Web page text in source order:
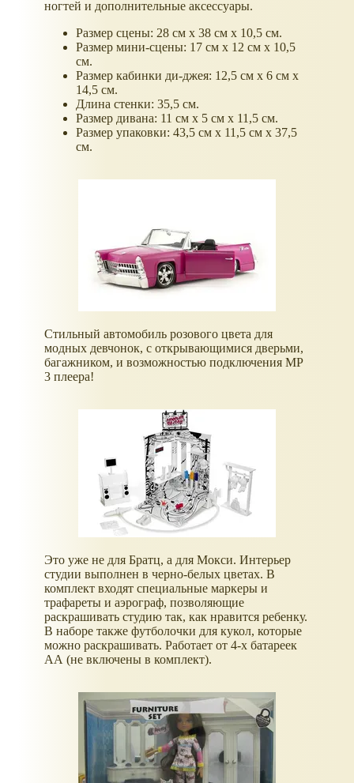
ногтей и дополнительные аксессуары.
Размер сцены: 28 см x 38 см x 10,5 см.
Размер мини-сцены: 17 см x 12 см x 10,5
см.
Размер кабинки ди-джея: 12,5 см x 6 см x
14,5 см.
Длина стенки: 35,5 см.
Размер дивана: 11 см x 5 см x 11,5 см.
Размер упаковки: 43,5 cм х 11,5 см х 37,5
см.
Стильный автомобиль розового цвета для
модных девчонок, с открывающимися дверьми,
багажником, и возможностью подключения MP
3 плеера!
Это уже не для Братц, а для Мокси. Интерьер
студии выполнен в черно-белых цветах. В
комплект входят специальные маркеры и
трафареты и аэрограф, позволяющие
раскрашивать студию так, как нравится ребенку.
В наборе также футболочки для кукол, которые
можно раскрашивать. Работает от 4-х батареек
АА (не включены в комплект).